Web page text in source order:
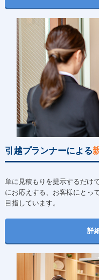
引越プランナーによる
単に見積もりを提示するだけ
にお応えする、お客様にとっ
目指しています。
詳